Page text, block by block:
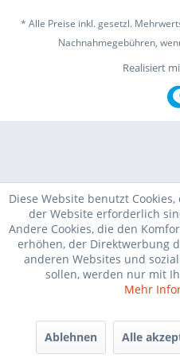
* Alle Preise inkl. gesetzl.
Nachnahmegebühren,
Realisiert
Diese Website benutzt
der Website erforderlich
Andere Cookies, die den
erhöhen, der Direktwerbung
anderen Websites und
sollen, werden nur mit
Mehr
Ablehnen Alle